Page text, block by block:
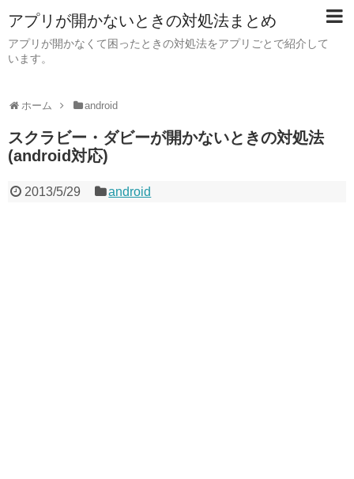
アプリが開かないときの対処法まとめ
アプリが開かなくて困ったときの対処法をアプリごとで紹介して
います。
ホーム android
スクラビー・ダビーが開かないときの対処法
(android対応)
2013/5/29 android